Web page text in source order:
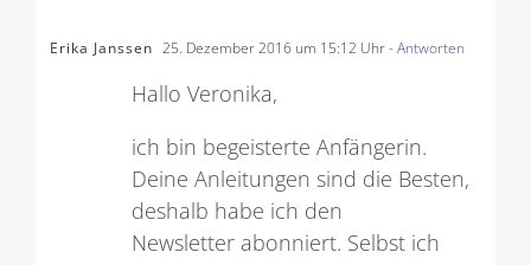
Deine Anleitungen sind die Besten,
deshalb habe ich den
Newsletter abonniert. Selbst ich
traue mich schon an alles, was du